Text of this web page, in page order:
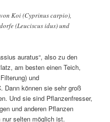
Koi (Cyprinus carpio),
(Leuciscus idus) und
auratus“, also zu den
am besten einen Teich,
und
Dann können sie sehr groß
Und sie sind Pflanzenfresser,
und anderen Pflanzen
selten möglich ist.